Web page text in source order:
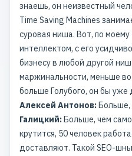
знаешь, он неизвестный
Time Saving Machines
суровая ниша. Вот, по
интеллектом, с его
бизнесу в любой другой
маржинальности, меньше
больше Голубого, он бы
Алексей Антонов:Больше,
Галицкий:Больше, чем
крутится, 50 человек
доставляют. Такой SEO-